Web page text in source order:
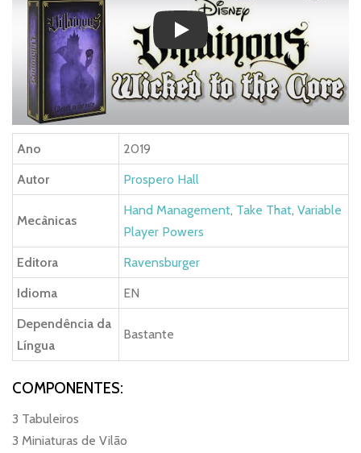
Play
Ano
2019
Autor
Prospero Hall
Mecânicas
Hand Management, Take That, Variable
Player Powers
Editora
Ravensburger
Idioma
EN
Dependência da
Língua
Bastante
COMPONENTES:
3 Tabuleiros
3 Miniaturas de Vilão